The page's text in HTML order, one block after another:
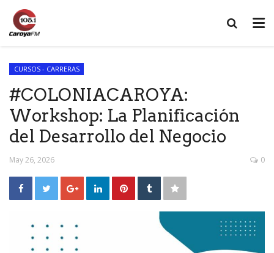
CURSOS - CARRERAS
#COLONIACAROYA:
Workshop: La Planificación
del Desarrollo del Negocio
May 26, 2026 0